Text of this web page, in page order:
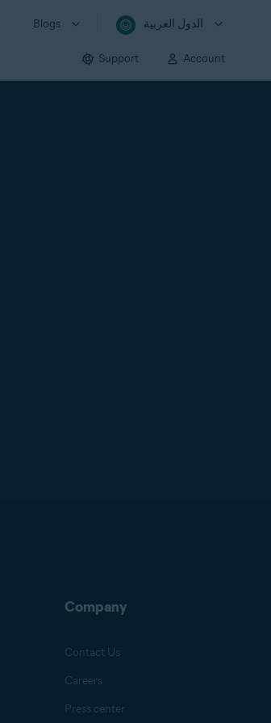
Blogs الدول العربية
Support Account
Company
Contact Us
Careers
Press center